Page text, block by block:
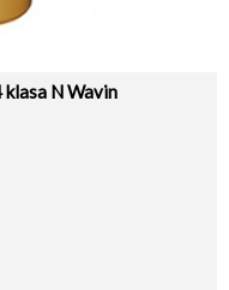
N Wavin